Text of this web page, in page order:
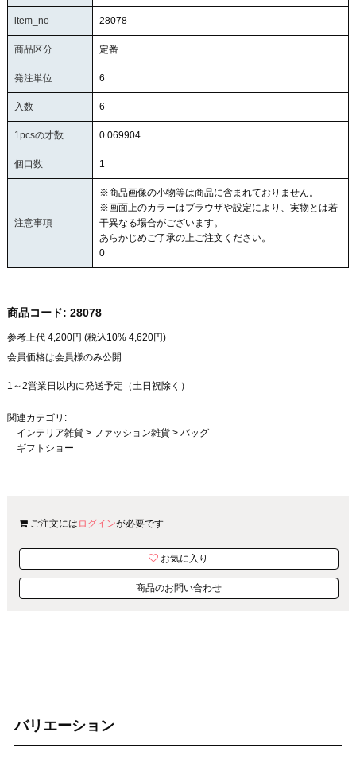
item_no 28078
商品区分 定番
発注単位 6
入数 6
1pcsの才数 0.069904
個口数 1
注意事項
※商品画像の小物等は商品に含まれておりません。
※画面上のカラーはブラウザや設定により、実物とは若
干異なる場合がございます。
あらかじめご了承の上ご注文ください。
0
商品コード: 28078
参考上代 4,200円 (税込10% 4,620円)
会員価格は会員様のみ公開
1～2営業日以内に発送予定（土日祝除く）
関連カテゴリ:
インテリア雑貨> ファッション雑貨> バッグ
ギフトショー
ご注文には ログインが必要です
お気に入り
商品のお問い合わせ
バリエーション